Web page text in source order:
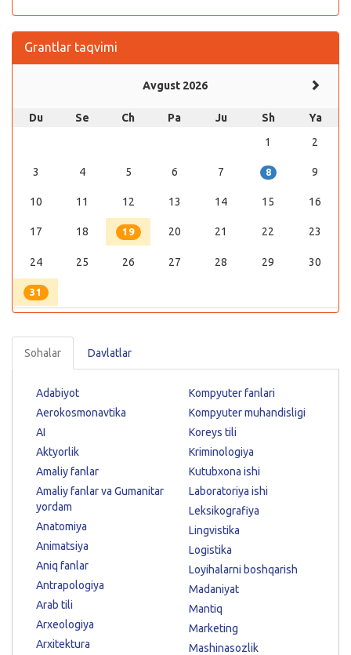
Grantlar taqvimi
Avgust 2026
Du Se Ch Pa Ju Sh
Ya
1
2
3 4 5 6 7 8 9
10 11 12 13 14 15 16
17 18 19 20 21 22 23
24 25 26 27 28 29 30
31
Sohalar Davlatlar
Adabiyot
Aerokosmonavtika
AI
Aktyorlik
Amaliy fanlar
Amaliy fanlar va Gumanitar
yordam
Anatomiya
Animatsiya
Aniq fanlar
Antrapologiya
Arab tili
Arxeologiya
Arxitektura
Kompyuter fanlari
Kompyuter muhandisligi
Koreys tili
Kriminologiya
Kutubxona ishi
Laboratoriya ishi
Leksikografiya
Lingvistika
Logistika
Loyihalarni boshqarish
Madaniyat
Mantiq
Marketing
Mashinasozlik